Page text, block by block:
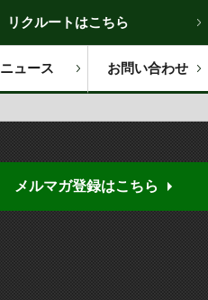
リクルートはこちら
ニュース お問い合わせ
メルマガ登録はこちら